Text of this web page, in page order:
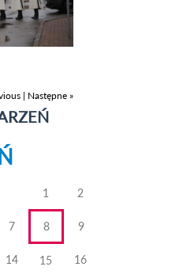
| Następne »
1 2
7 8 9
14 15 16